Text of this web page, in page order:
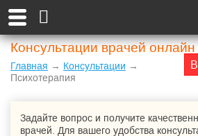
Консультации врачей онлайн
Главная → Консультации →
Психотерапия
Задайте вопрос и получите
врачей. Для вашего удобства